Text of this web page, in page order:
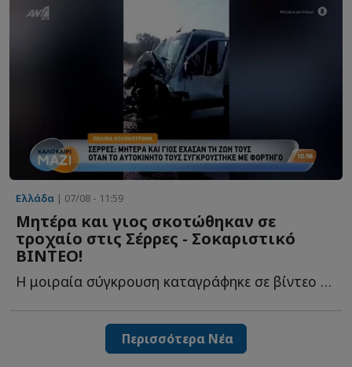
Ελλάδα | 07/08 - 11:59
Mητέρα και γιος σκοτώθηκαν σε
τροχαίο στις Σέρρες - Σοκαριστικό
ΒΙΝΤΕΟ!
Η μοιραία σύγκρουση καταγράφηκε σε βίντεο με τις εικόνες ν...
Περισσότερα Νέα